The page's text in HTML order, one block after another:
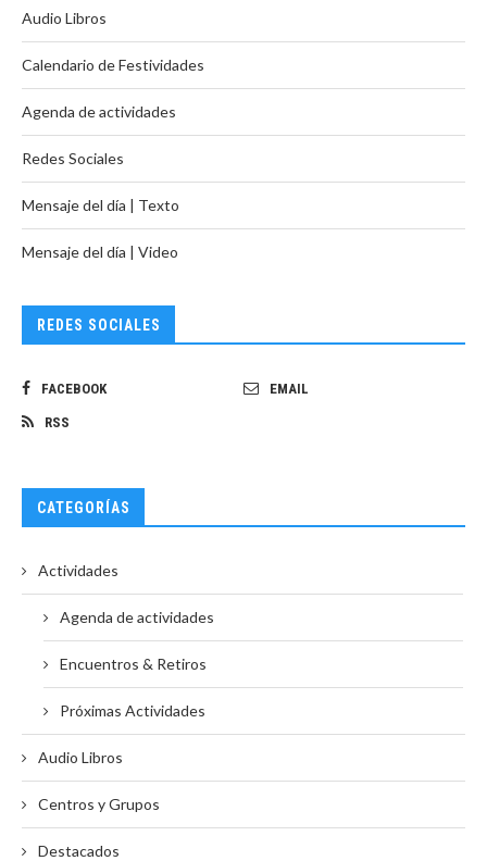
Audio Libros
Calendario de Festividades
Agenda de actividades
Redes Sociales
Mensaje del día | Texto
Mensaje del día | Video
REDES SOCIALES
FACEBOOK EMAIL
RSS
CATEGORÍAS
Actividades
Agenda de actividades
Encuentros & Retiros
Próximas Actividades
Audio Libros
Centros y Grupos
Destacados